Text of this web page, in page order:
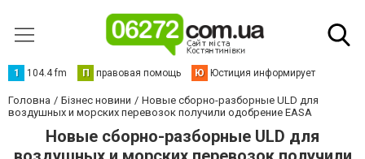
1 104.4 fm П правовая помощь Ю Юстиция информирует
Головна Бізнес новини
Новые сборно-разборные ULD для
воздушных и морских перевозок получили одобрение EASA
Новые сборно-разборные ULD для